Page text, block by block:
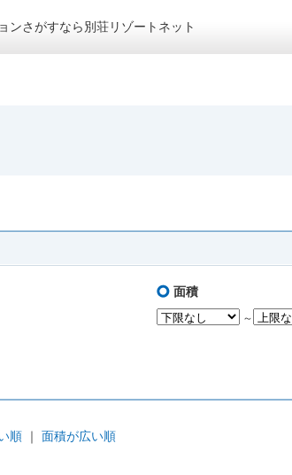
ンさがすなら別荘リゾートネット
面積
～
順 ｜
面積が広い順